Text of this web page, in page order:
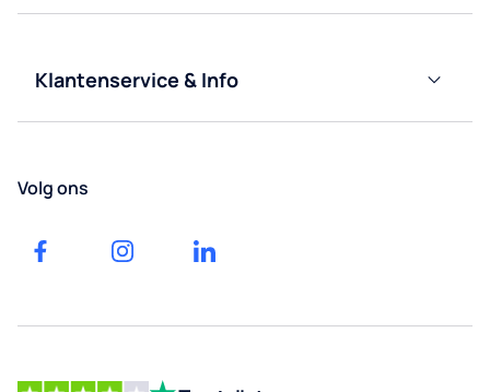
kranen
waterkoelers
waterkoelers
voor
Kantoren
Gezondheidszorg
Onderwijs
Fabrieken &
Magazijnen
&
tijd
Klantenservice & Info
Ontdek
Een
offerte
Blog
Veelgestelde
Volg ons